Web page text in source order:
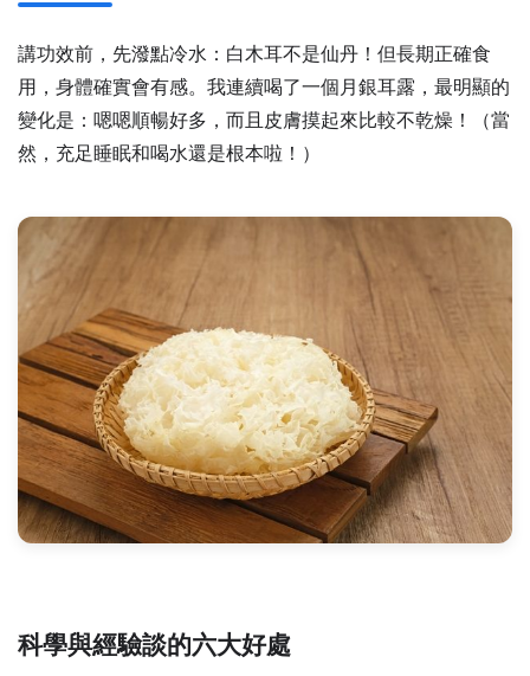
講功效前，先潑點冷水：白木耳不是仙丹！但長期正確食
用，身體確實會有感。我連續喝了一個月銀耳露，最明顯的
變化是：嗯嗯順暢好多，而且皮膚摸起來比較不乾燥！（當
然，充足睡眠和喝水還是根本啦！）
科學與經驗談的六大好處